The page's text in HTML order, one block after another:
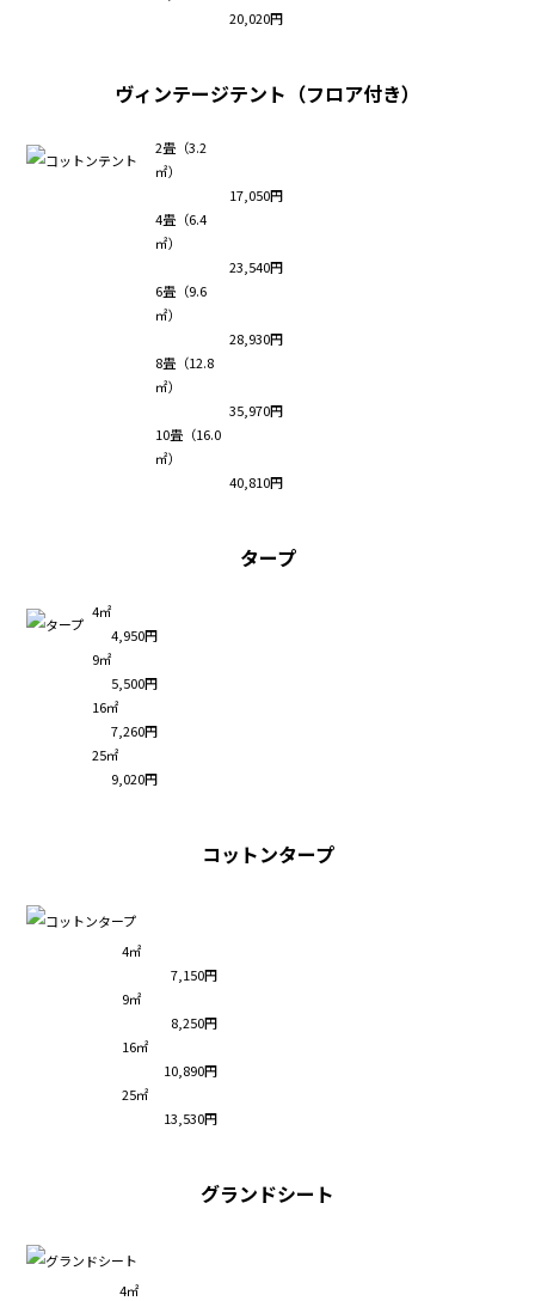
20,020円
ヴィンテージテント（フロア付き）
2畳（3.2
㎡）
17,050円
4畳（6.4
㎡）
23,540円
6畳（9.6
㎡）
28,930円
8畳（12.8
㎡）
35,970円
10畳（16.0
㎡）
40,810円
タープ
4㎡
4,950円
9㎡
5,500円
16㎡
7,260円
25㎡
9,020円
コットンタープ
4㎡
7,150円
9㎡
8,250円
16㎡
10,890円
25㎡
13,530円
グランドシート
4㎡